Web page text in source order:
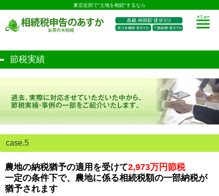
東京近郊で"土地を相続"するなら
節税実績
case.5
農地の納税猶予の適用を受けて2,973万円節税
一定の条件下で、農地に係る相続税額の一部納税が
猶予されます